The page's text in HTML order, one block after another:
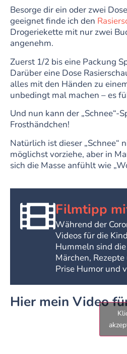
Besorge dir ein oder zwei
geeignet finde ich den
Drogeriekette mit nur zwei
angenehm.
Zuerst 1/2 bis eine Packung
Darüber eine Dose
alles mit den Händen zu
unbedingt mal machen – es
Und nun kann der „Schnee“-
Frosthändchen!
Natürlich ist dieser „Schnee“
möglichst vorziehe, aber in
sich die Masse anfühlt wie
Filmtipp
Während der
Videos für die
Hummeln sind
Märchen,
Prise Humor und
Hier mein Video